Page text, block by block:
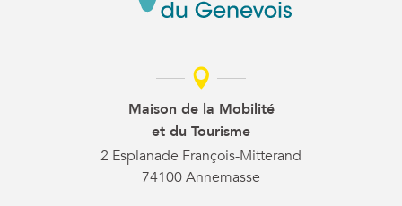
Maison de la Mobilité
et du Tourisme
2 Esplanade François-Mitterand
74100 Annemasse